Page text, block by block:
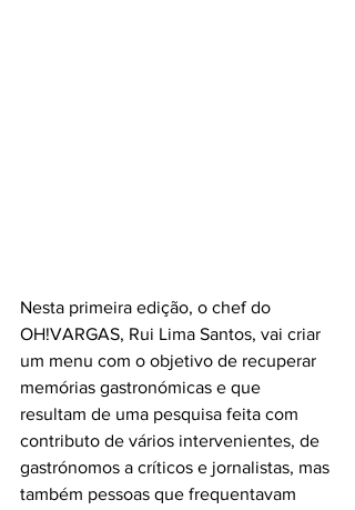
Nesta primeira edição, o chef do
OH!VARGAS, Rui Lima Santos, vai criar
um menu com o objetivo de recuperar
memórias gastronómicas e que
resultam de uma pesquisa feita com
contributo de vários intervenientes, de
gastrónomos a críticos e jornalistas, mas
também pessoas que frequentavam